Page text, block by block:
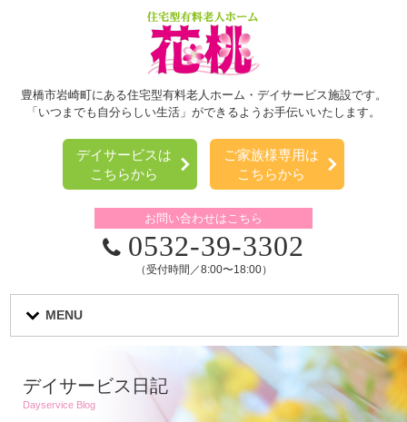
豊橋市岩崎町にある住宅型有料老人ホーム・デイサービス施設です。
「いつまでも自分らしい生活」ができるようお手伝いいたします。
デイサービスは
こちらから
ご家族様専用は
こちらから
お問い合わせはこちら
0532-39-3302
（受付時間／8:00〜18:00）
MENU
デイサービス日記
Dayservice Blog